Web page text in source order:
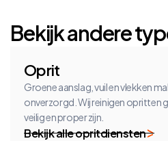
Bekijk andere
Oprit
Groene aanslag, vuil en vlekken
onverzorgd. Wij reinigen opritten
veilig en proper zijn.
Bekijk alle opritdiensten